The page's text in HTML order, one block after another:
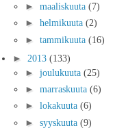
► maaliskuuta (7)
► helmikuuta (2)
► tammikuuta (16)
► 2013 (133)
► joulukuuta (25)
► marraskuuta (6)
► lokakuuta (6)
► syyskuuta (9)